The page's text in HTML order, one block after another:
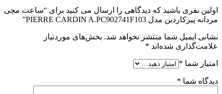
اولین نفری باشید که دیدگاهی را ارسال می کنید برای “ساعت مچی
مردانه پیرکاردین مدل PIERRE CARDIN A.PC902741F103”
نشانی ایمیل شما منتشر نخواهد شد. بخش‌های موردنیاز
علامت‌گذاری شده‌اند *
امتیاز شما *
دیدگاه شما *